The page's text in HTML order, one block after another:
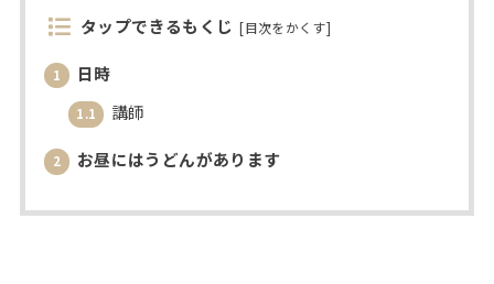
タップできるもくじ [目次をかくす]
1 日時
1.1 講師
2 お昼にはうどんがあります